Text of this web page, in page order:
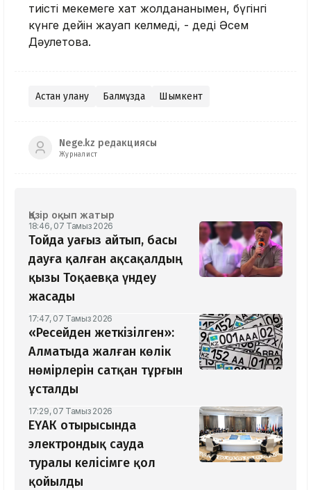
тиісті мекемеге хат жолданғанымен, бүгінгі
күнге дейін жауап келмеді, - деді Әсем
Дәулетова.
Астан улану Балмұздақ Шымкент
Nege.kz редакциясы
Журналист
Қазір оқып жатыр
18:46, 07 Тамыз 2026
Тойда уағыз айтып, басы
дауға қалған ақсақалдың
қызы Тоқаевқа үндеу
жасады
17:47, 07 Тамыз 2026
«Ресейден жеткізілген»:
Алматыда жалған көлік
нөмірлерін сатқан тұрғын
ұсталды
17:29, 07 Тамыз 2026
ЕҮАК отырысында
электрондық сауда
туралы келісімге қол
қойылды